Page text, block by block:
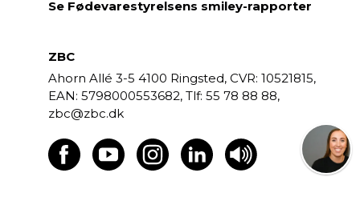
Se Fødevarestyrelsens smiley-rapporter
ZBC
Ahorn Allé 3-5 4100 Ringsted, CVR: 10521815,
EAN: 5798000553682,
55 78 88 88,
zbc@zbc.dk